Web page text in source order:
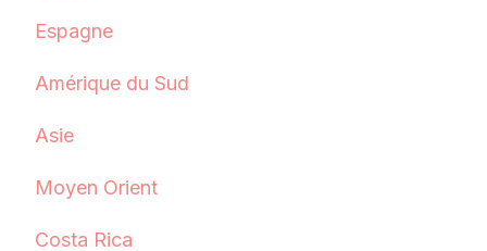
Espagne
Amérique du Sud
Asie
Moyen Orient
Costa Rica